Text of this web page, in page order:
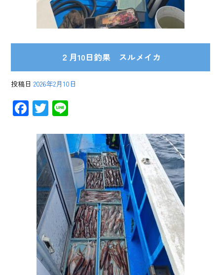
２月10日釣果 スルメイカ
投稿日 2026年2月10日
F
ac
e
b
o
ok
T
wi
tt
er